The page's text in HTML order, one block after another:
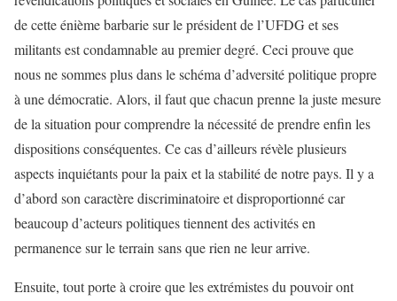
de cette énième barbarie sur le président de l’UFDG et ses
militants est condamnable au premier degré. Ceci prouve que
nous ne sommes plus dans le schéma d’adversité politique propre
à une démocratie. Alors, il faut que chacun prenne la juste mesure
de la situation pour comprendre la nécessité de prendre enfin les
dispositions conséquentes. Ce cas d’ailleurs révèle plusieurs
aspects inquiétants pour la paix et la stabilité de notre pays. Il y a
d’abord son caractère discriminatoire et disproportionné car
beaucoup d’acteurs politiques tiennent des activités en
permanence sur le terrain sans que rien ne leur arrive.
Ensuite, tout porte à croire que les extrémistes du pouvoir ont